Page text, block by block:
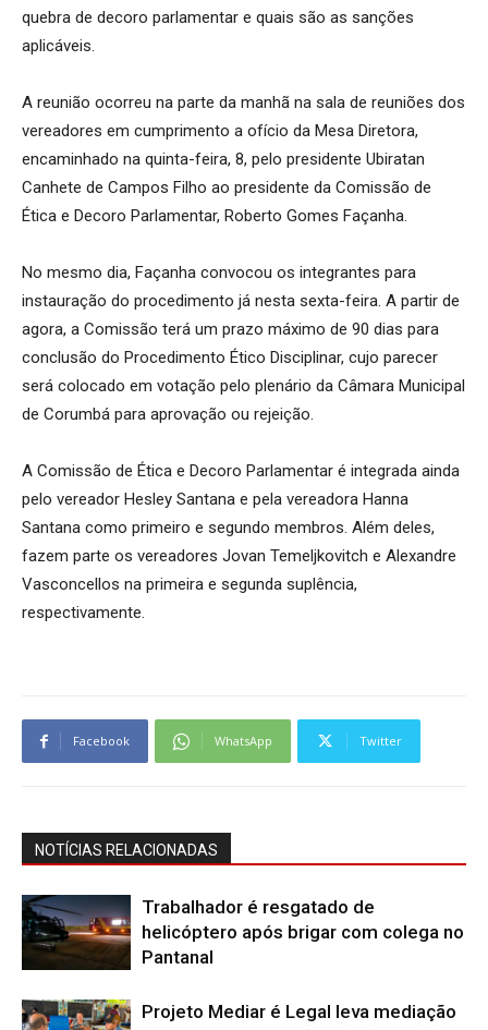
quebra de decoro parlamentar e quais são as sanções
aplicáveis.
A reunião ocorreu na parte da manhã na sala de reuniões dos
vereadores em cumprimento a ofício da Mesa Diretora,
encaminhado na quinta-feira, 8, pelo presidente Ubiratan
Canhete de Campos Filho ao presidente da Comissão de
Ética e Decoro Parlamentar, Roberto Gomes Façanha.
No mesmo dia, Façanha convocou os integrantes para
instauração do procedimento já nesta sexta-feira. A partir de
agora, a Comissão terá um prazo máximo de 90 dias para
conclusão do Procedimento Ético Disciplinar, cujo parecer
será colocado em votação pelo plenário da Câmara Municipal
de Corumbá para aprovação ou rejeição.
A Comissão de Ética e Decoro Parlamentar é integrada ainda
pelo vereador Hesley Santana e pela vereadora Hanna
Santana como primeiro e segundo membros. Além deles,
fazem parte os vereadores Jovan Temeljkovitch e Alexandre
Vasconcellos na primeira e segunda suplência,
respectivamente.
Facebook WhatsApp Twitter
NOTÍCIAS RELACIONADAS
Trabalhador é resgatado de
helicóptero após brigar com colega no
Pantanal
Projeto Mediar é Legal leva mediação